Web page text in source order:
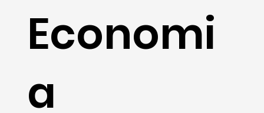
Economi
a